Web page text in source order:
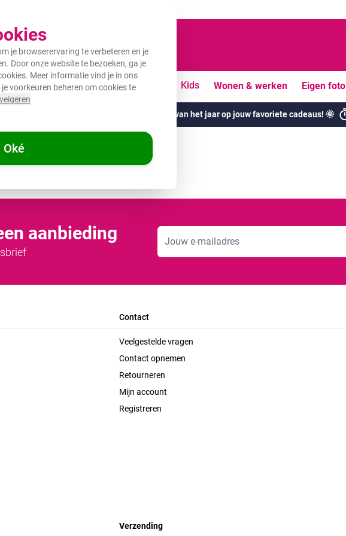
je browserervaring te verbeteren en je
Door onze website te bezoeken, ga je
Meer informatie vind je in ons
voorkeuren beheren om cookies te
Oké
Wanddeco Keuken Buiten Kids Wonen & werken Eigen foto
De hoogste kortingen van het jaar op jouw favoriete cadeaus! 🌞
/ Canvas schilderij Banksy
aanbieding E-mailadres
Contact
Veelgestelde vragen
Contact opnemen
Retourneren
Mijn account
Registreren
Verzending